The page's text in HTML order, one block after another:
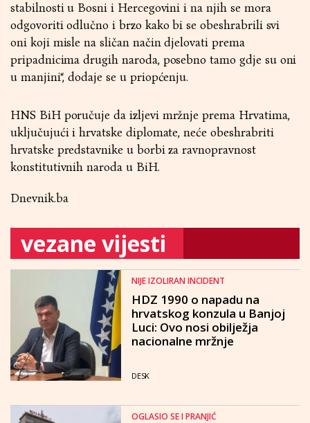
stabilnosti u Bosni i Hercegovini i na njih se mora
odgovoriti odlučno i brzo kako bi se obeshrabrili svi
oni koji misle na sličan način djelovati prema
pripadnicima drugih naroda, posebno tamo gdje su oni
u manjini“, dodaje se u priopćenju.
HNS BiH poručuje da izljevi mržnje prema Hrvatima,
uključujući i hrvatske diplomate, neće obeshrabriti
hrvatske predstavnike u borbi za ravnopravnost
konstitutivnih naroda u BiH.
Dnevnik.ba
vezane vijesti
NIJE IZOLIRAN INCIDENT
HDZ 1990 o napadu na
hrvatskog konzula u Banjoj
Luci: Ovo nosi obilježja
nacionalne mržnje
DESK
OGLASIO SE I PRANJIĆ